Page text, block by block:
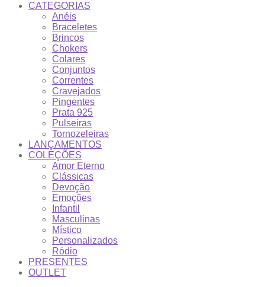
CATEGORIAS
Anéis
Braceletes
Brincos
Chokers
Colares
Conjuntos
Correntes
Cravejados
Pingentes
Prata 925
Pulseiras
Tornozeleiras
LANÇAMENTOS
COLEÇÕES
Amor Eterno
Clássicas
Devoção
Emoções
Infantil
Masculinas
Místico
Personalizados
Ródio
PRESENTES
OUTLET